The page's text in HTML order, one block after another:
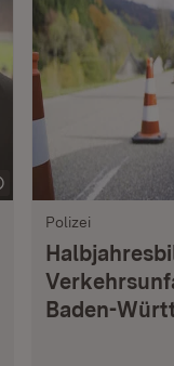
Polizei
Baden-